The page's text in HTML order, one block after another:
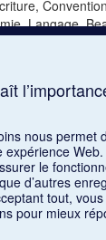
Langage,
nous permet
expérience
le
d’autres
tout,
pour mieux